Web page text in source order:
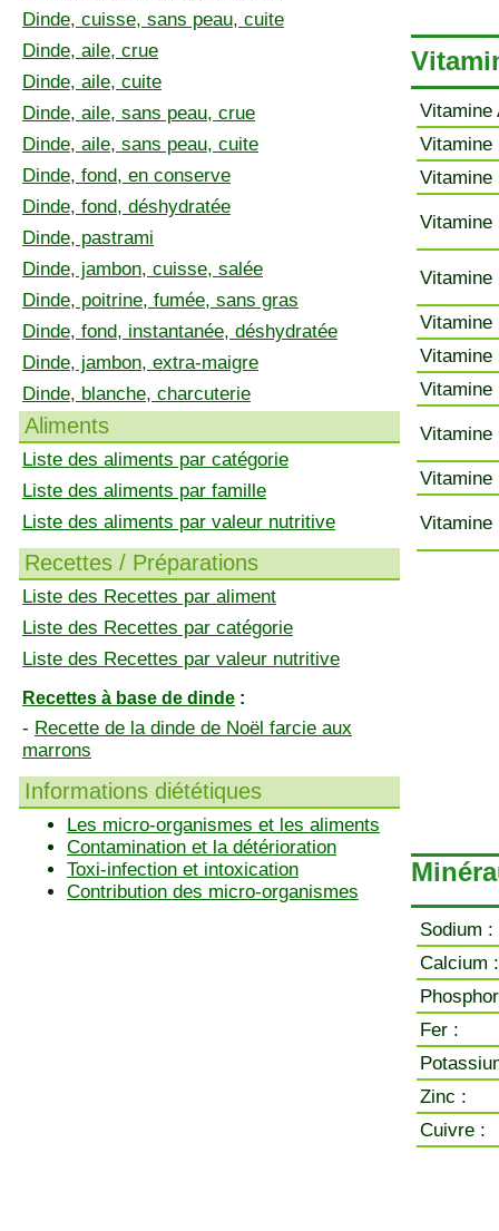
Dinde, cuisse, sans peau, cuite
Dinde, aile, crue
Dinde, aile, cuite
Dinde, aile, sans peau, crue
Dinde, aile, sans peau, cuite
Dinde, fond, en conserve
Dinde, fond, déshydratée
Dinde, pastrami
Dinde, jambon, cuisse, salée
Dinde, poitrine, fumée, sans gras
Dinde, fond, instantanée, déshydratée
Dinde, jambon, extra-maigre
Dinde, blanche, charcuterie
Aliments
Liste des aliments par catégorie
Liste des aliments par famille
Liste des aliments par valeur nutritive
Recettes / Préparations
Liste des Recettes par aliment
Liste des Recettes par catégorie
Liste des Recettes par valeur nutritive
Recettes à base de dinde :
- Recette de la dinde de Noël farcie aux
marrons
Informations diététiques
Les micro-organismes et les aliments
Contamination et la détérioration
Toxi-infection et intoxication
Contribution des micro-organismes
Vitamine
Vitamine
Vitamine
Vitamine
Vitamine
Vitamine
Vitamine
Vitamine
Vitamine
Vitamine
Vitamine
Sodium :
Calcium :
Fer :
Zinc :
Cuivre :